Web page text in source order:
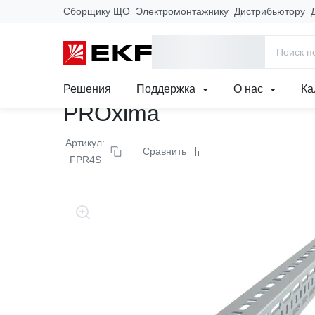
Сборщику ЩО Электромонтажнику Дистрибьютору
Решения Поддержка О нас
Главная
Широкая поперечная
PROxima
Артикул:
FPR4S
Сравнить